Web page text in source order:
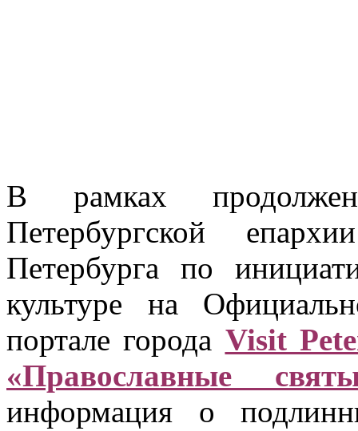
В рамках
Петербургской
Петербурга по
культуре на
портале города Visit
«Православные
информация о